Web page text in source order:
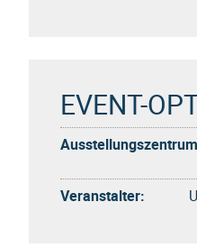
EVENT-
Veranstalter: